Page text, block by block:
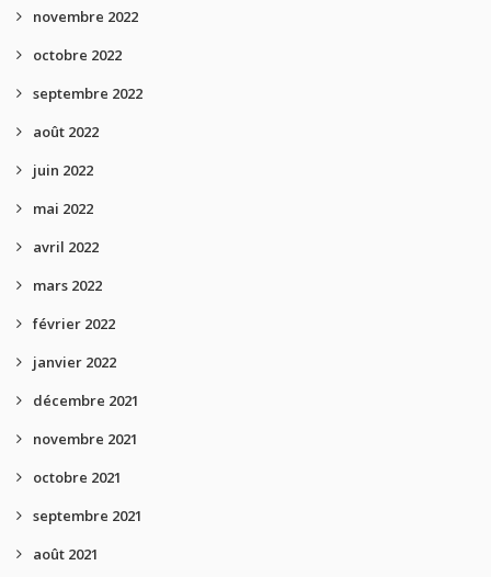
novembre 2022
octobre 2022
septembre 2022
août 2022
juin 2022
mai 2022
avril 2022
mars 2022
février 2022
janvier 2022
décembre 2021
novembre 2021
octobre 2021
septembre 2021
août 2021